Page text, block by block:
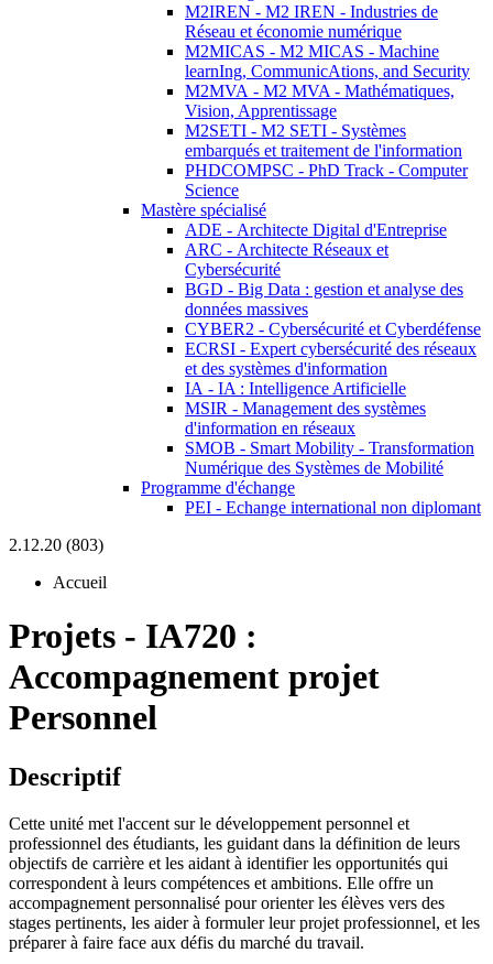
M2IREN - M2 IREN - Industries de
Réseau et économie numérique
M2MICAS - M2 MICAS - Machine
learnIng, CommunicAtions, and Security
M2MVA - M2 MVA - Mathématiques,
Vision, Apprentissage
M2SETI - M2 SETI - Systèmes
embarqués et traitement de l'information
PHDCOMPSC - PhD Track - Computer
Science
Mastère spécialisé
ADE - Architecte Digital d'Entreprise
ARC - Architecte Réseaux et
Cybersécurité
BGD - Big Data : gestion et analyse des
données massives
CYBER2 - Cybersécurité et Cyberdéfense
ECRSI - Expert cybersécurité des réseaux
et des systèmes d'information
IA - IA : Intelligence Artificielle
MSIR - Management des systèmes
d'information en réseaux
SMOB - Smart Mobility - Transformation
Numérique des Systèmes de Mobilité
Programme d'échange
PEI - Echange international non diplomant
2.12.20 (803)
Accueil
Projets - IA720 :
Accompagnement projet
Personnel
Descriptif
Cette unité met l'accent sur le développement personnel et
professionnel des étudiants, les guidant dans la définition de leurs
objectifs de carrière et les aidant à identifier les opportunités qui
correspondent à leurs compétences et ambitions. Elle offre un
accompagnement personnalisé pour orienter les élèves vers des
stages pertinents, les aider à formuler leur projet professionnel, et les
préparer à faire face aux défis du marché du travail.